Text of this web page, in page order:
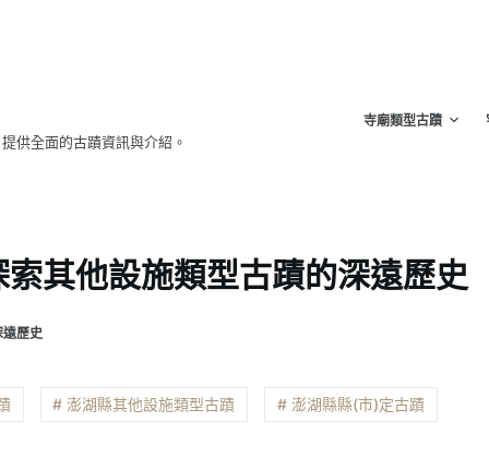
供全面的古蹟資訊與介紹。
寺廟類型古蹟
其他設施類型古蹟的深遠歷史
遠歷史
# 澎湖縣其他設施類型古蹟 # 澎湖縣縣(市)定古蹟